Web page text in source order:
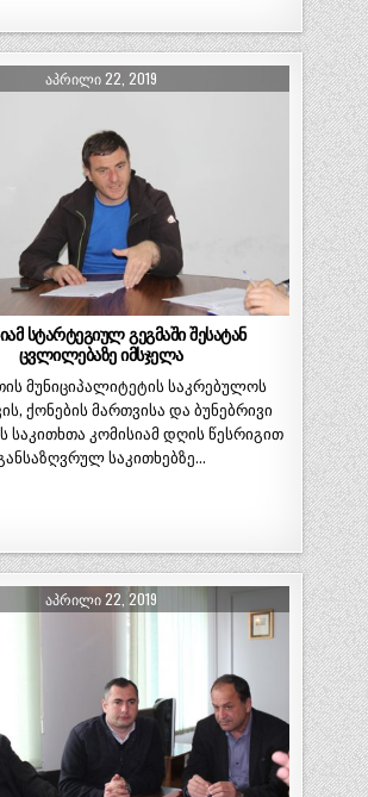
ᲐᲞᲠᲘᲚᲘ 22, 2019
სტარტეგიულ გეგმაში შესატან
ცვლილებაზე იმსჯელა
მუნიციპალიტეტის საკრებულოს
ქონების მართვისა და ბუნებრივი
საკითხთა კომისიამ დღის წესრიგით
საკითხებზე…
ᲐᲞᲠᲘᲚᲘ 22, 2019